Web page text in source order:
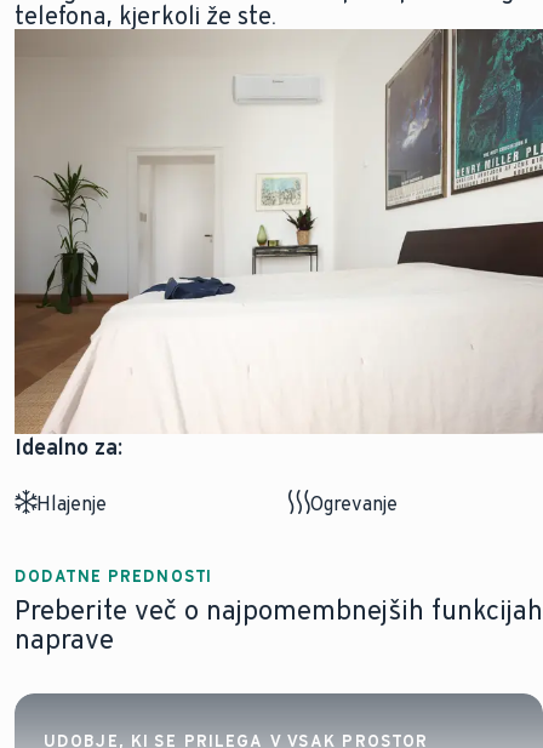
telefona, kjerkoli že ste.
Idealno za:
Hlajenje Ogrevanje
DODATNE PREDNOSTI
Preberite več o najpomembnejših funkcijah
naprave
UDOBJE, KI SE PRILEGA V VSAK PROSTOR
UDOBJE, KI SE PRILEGA V VSAK PROSTOR
HITRO IN URAVNOTEŽENO UDOBJE Z
UDOBJE, PRILAGOJENO PRAV VAM, NE
NAJVEČJA UČINKOVITOST, NIŽJI STROŠKI
ČIST ZRAK, ENOSTAVNO VZDRŽEVANJE
VAŠE PODNEBJE V DLANI